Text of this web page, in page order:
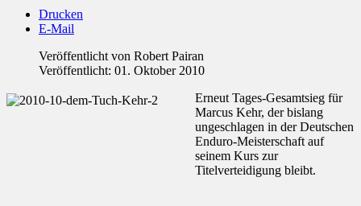
Drucken
E-Mail
Veröffentlicht von Robert Pairan
Veröffentlicht: 01. Oktober 2010
Erneut Tages-Gesamtsieg für
Marcus Kehr, der bislang
ungeschlagen in der Deutschen
Enduro-Meisterschaft auf
seinem Kurs zur
Titelverteidigung bleibt.